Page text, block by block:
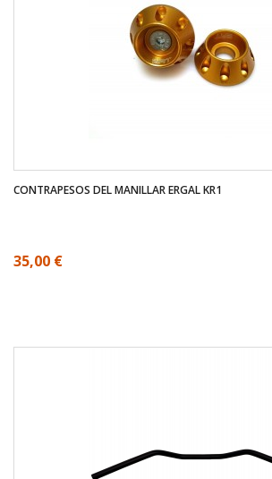
CONTRAPESOS DEL MANILLAR ERGAL KR1
35,00 €